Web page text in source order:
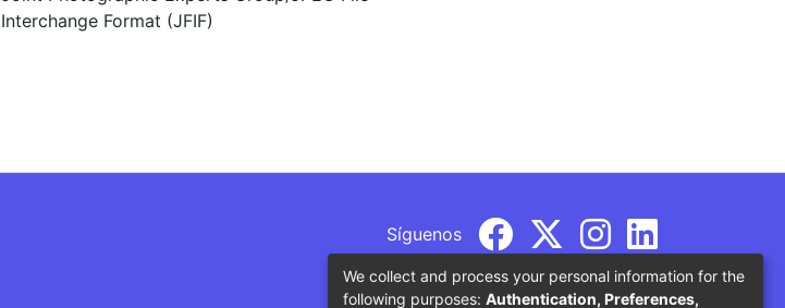
Interchange Format (JFIF)
Síguenos
We collect and process your personal information for the
following purposes: Authentication, Preferences,